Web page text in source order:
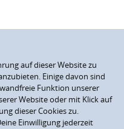
auf dieser Website zu
Einige davon sind
Funktion unserer
Website oder mit Klick auf
dieser Cookies zu.
Einwilligung jederzeit